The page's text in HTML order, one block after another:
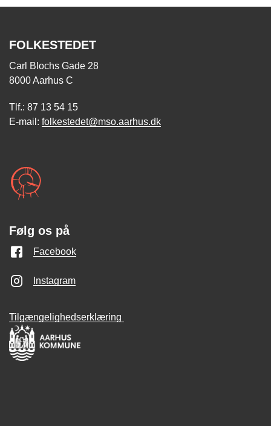
FOLKESTEDET
Carl Blochs Gade 28
8000 Aarhus C
Tlf.: 87 13 54 15
E-mail: folkestedet@mso.aarhus.dk
Følg os på
Facebook
Instagram
Tilgængelighedserklæring